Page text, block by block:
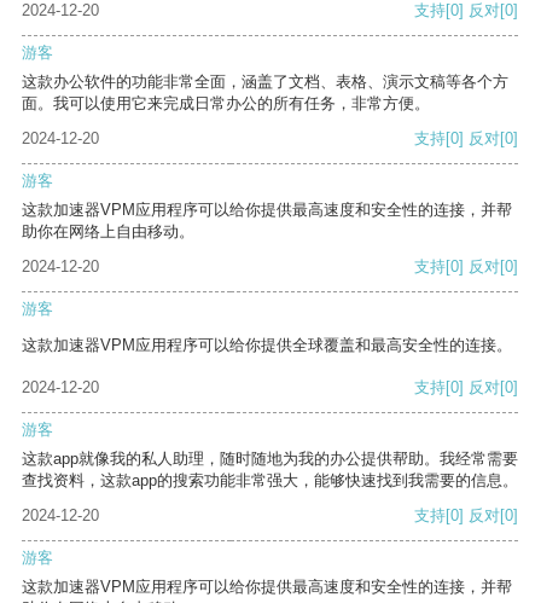
2024-12-20
支持[0] 反对[0]
游客
这款办公软件的功能非常全面，涵盖了文档、表格、演示文稿等各个方
面。我可以使用它来完成日常办公的所有任务，非常方便。
2024-12-20
支持[0] 反对[0]
游客
这款加速器VPM应用程序可以给你提供最高速度和安全性的连接，并帮
助你在网络上自由移动。
2024-12-20
支持[0] 反对[0]
游客
这款加速器VPM应用程序可以给你提供全球覆盖和最高安全性的连接。
2024-12-20 支持[0] 反对[0]
游客
这款app就像我的私人助理，随时随地为我的办公提供帮助。我经常需要
查找资料，这款app的搜索功能非常强大，能够快速找到我需要的信息。
2024-12-20
支持[0] 反对[0]
游客
这款加速器VPM应用程序可以给你提供最高速度和安全性的连接，并帮